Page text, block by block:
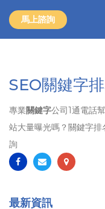
馬上諮詢
SEO關鍵字
專業關鍵字公司1通電話
站大量曝光嗎？關鍵字排
詢
最新資訊